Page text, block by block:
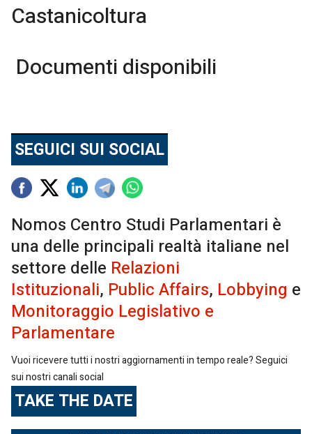
Castanicoltura
Documenti disponibili
SEGUICI SUI SOCIAL
Nomos Centro Studi Parlamentari è
una delle principali realtà italiane nel
settore delle Relazioni
Istituzionali, Public Affairs, Lobbying e
Monitoraggio Legislativo e
Parlamentare
Vuoi ricevere tutti i nostri aggiornamenti in tempo reale? Seguici
sui nostri canali social
TAKE THE DATE